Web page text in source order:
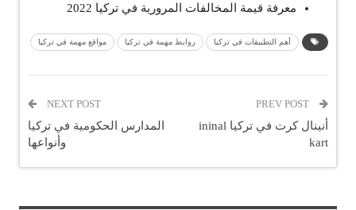
معرفة قيمة المخالفات المرورية في تركيا 2022
أهم التطبيقات في تركيا روابط مهمة في تركيا مواقع مهمة في تركيا
أنينال كرت في تركيا ininal
kart
NEXT POST
المدارس الحكومية في تركيا
وأنواعها